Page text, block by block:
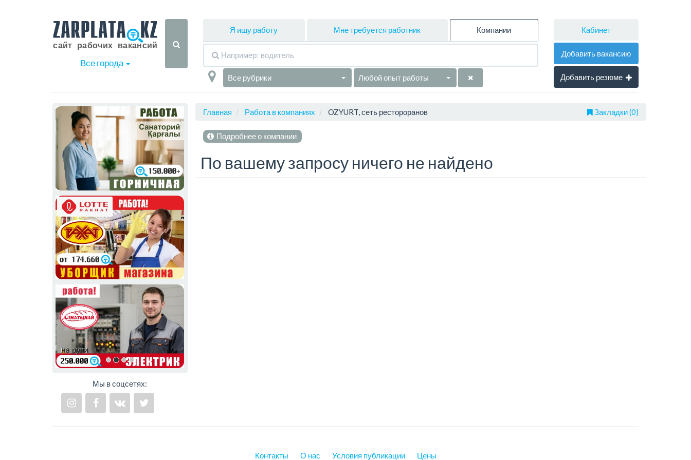
Все города
Я ищу работу Мне требуется работник Компании
Все рубрики Любой опыт работы
Кабинет
Добавить вакансию
Добавить резюме
Мы в соцсетях:
Главная Работа в компаниях OZYURT, сеть рестороранов Закладки (0)
Подробнее о компании
По вашему запросу ничего не найдено
Контакты О нас Условия публикации Цены